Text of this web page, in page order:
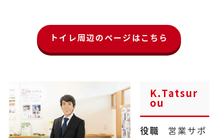
トイレ周辺のページはこちら
K.Tatsur
ou
役職
営業サポ